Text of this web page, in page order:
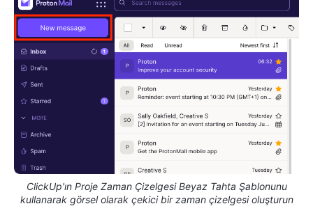
ClickUp'ın Proje Zaman Çizelgesi Beyaz Tahta Şablonunu
kullanarak görsel olarak çekici bir zaman çizelgesi oluşturun